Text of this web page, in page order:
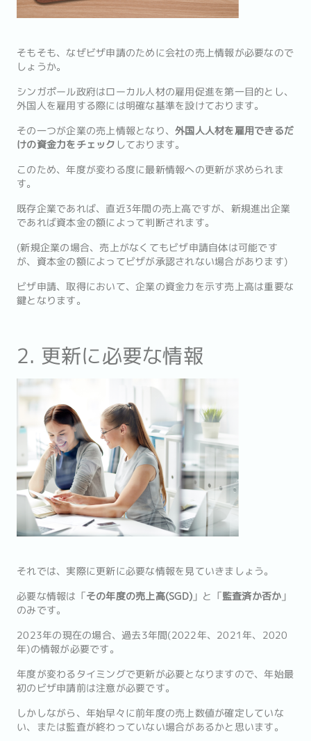
そもそも、なぜビザ申請のために会社の売上情報が必要なので
しょうか。
シンガポール政府はローカル人材の雇用促進を第一目的とし、
外国人を雇用する際には明確な基準を設けております。
その一つが企業の売上情報となり、 外国人人材を雇用できるだ
けの資金力をチェック しております。
このため、年度が変わる度に最新情報への更新が求められま
す。
既存企業であれば、直近3年間の売上高ですが、新規進出企業
であれば資本金の額によって判断されます。
(新規企業の場合、売上がなくてもビザ申請自体は可能です
が、資本金の額によってビザが承認されない場合があります)
ビザ申請、取得において、企業の資金力を示す売上高は重要な
鍵となります。
2. 更新に必要な情報
それでは、実際に更新に必要な情報を見ていきましょう。
必要な情報は「その年度の売上高(SGD)」と「監査済か否か」
のみです。
2023年の現在の場合、過去3年間(2022年、2021年、2020
年)の情報が必要です。
年度が変わるタイミングで更新が必要となりますので、年始最
初のビザ申請前は注意が必要です。
しかしながら、年始早々に前年度の売上数値が確定していな
い、または監査が終わっていない場合があるかと思います。